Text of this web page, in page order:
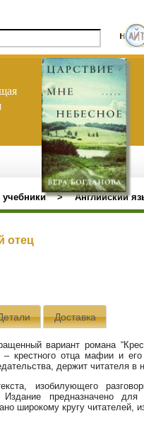
> Английский
отец
Доставка
вариант романа
крестного отца мафии и
держит читателя
изобилующего
Издание предназначено
широкому кругу читателей,